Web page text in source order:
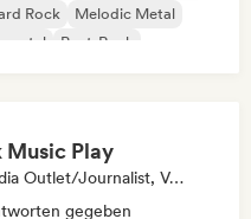
Rock
Melodic Metal
metal
Post-Rock
Music Play
Media Outlet/Journalist, Verlag
gegeben